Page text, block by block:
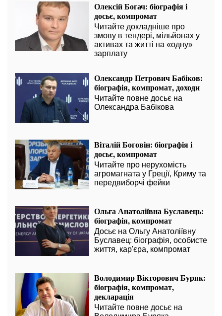
Олексій Богач: біографія і
досьє, компромат
Читайте докладніше про
змову в тендері, мільйонах у
активах та житті на «одну»
зарплату
Олександр Петрович Бабіков:
біографія, компромат, доходи
Читайте повне досьє на
Олександра Бабікова
Віталій Боговін: біографія і
досьє, компромат
Читайте про нерухомість
агромагната у Греції, Криму та
передвиборчі фейки
Ольга Анатоліївна Буславець:
біографія, компромат
Досьє на Ольгу Анатоліївну
Буславец: біографія, особисте
життя, кар'єра, компромат
Володимир Вікторович Буряк:
біографія, компромат,
декларація
Читайте повне досьє на